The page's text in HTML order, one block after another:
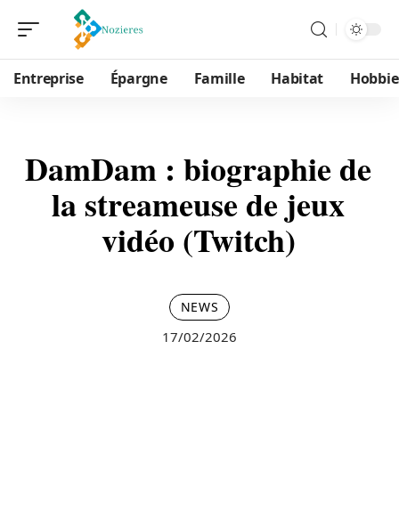
Entreprise Épargne Famille Habitat
DamDam : biographie de
la streameuse de jeux
vidéo (Twitch)
NEWS
17/02/2026